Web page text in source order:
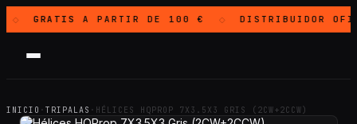
◇ GRATISA PARTIR DE 100 € ◇ DISTRIBUIDOR
INICIO · TRIPALAS · HÉLICES HQPROP 7X3.5X3 GRIS (2CW+2CCW)